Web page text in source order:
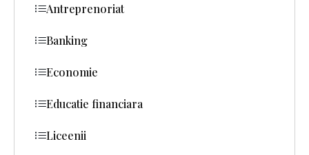
Antreprenoriat
Banking
Economie
Educatie financiara
Liceenii